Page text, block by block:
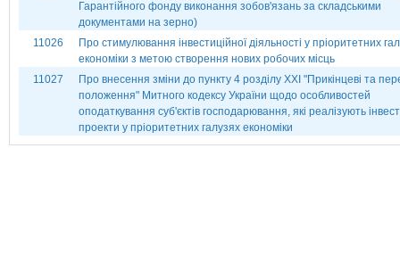
Гарантійного фонду виконання зобов'язань за складськими
документами на зерно)
11026
Про стимулювання інвестиційної діяльності у пріоритетних
економіки з метою створення нових робочих місць
11027
Про внесення зміни до пункту 4 розділу ХХІ "Прикінцеві та
положення" Митного кодексу України щодо особливостей
оподаткування суб'єктів господарювання, які реалізують
проекти у пріоритетних галузях економіки